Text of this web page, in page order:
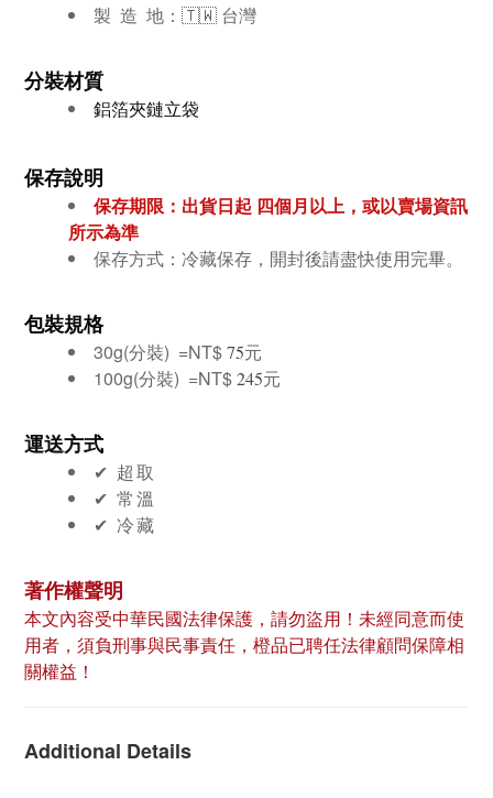
製 造 地：🇹🇼 台灣
分裝材質
鋁箔夾鏈立袋
保存說明
保存期限：出貨日起 四個月以上，或以賣場資訊
所示為準
保存方式：冷藏保存，開封後請盡快使用完畢。
包裝規格
30g(分裝) =NT$75元
100g(分裝) =NT$245元
運送方式
✔︎ 超取
✔︎ 常溫
✔︎ 冷藏
著作權聲明
本文內容受中華民國法律保護，請勿盜用！未經同意而使
用者，須負刑事與民事責任，橙品已聘任法律顧問保障相
關權益！
Additional Details